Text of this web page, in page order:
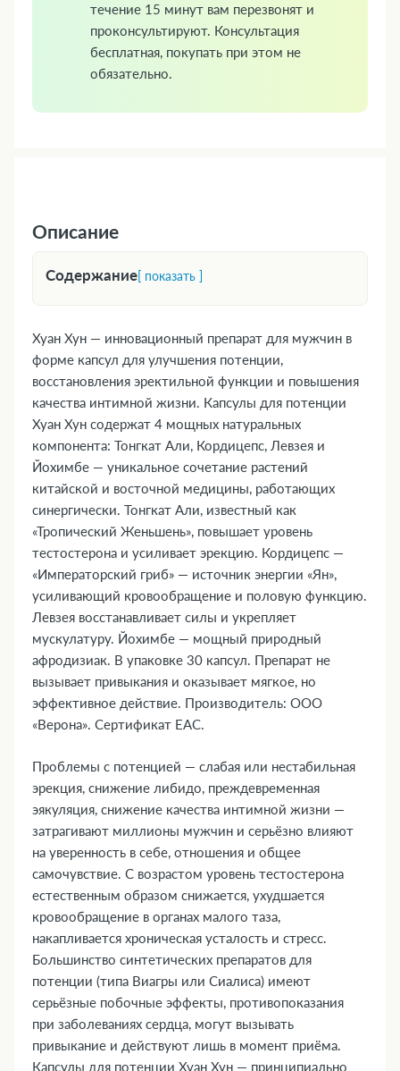
течение 15 минут вам перезвонят и
проконсультируют. Консультация
бесплатная, покупать при этом не
обязательно.
Описание
Содержание[ показать ]
1. Форма выпуска
2. Фармакологическая группа
3. Фармакодинамика и фармакокинетика
4. Где купить Хуан Хун, наличие и цены в
аптеках в Арысе
5. Показания к применению
6. Противопоказания
7. Состав
8. Инструкция по применению и дозы
9. Возможные побочные эффекты
10. Преимущества
11. Передозировка
12. Особые указания
13. Применение при беременности и
кормлении грудью
14. Влияние на способность управлять
транспортными средствами и механизмами
15. Совместимость с алкоголем
17. ТОП-5 вопросов эксперту
Хуан Хун — инновационный препарат для мужчин в
форме капсул для улучшения потенции,
восстановления эректильной функции и повышения
качества интимной жизни. Капсулы для потенции
Хуан Хун содержат 4 мощных натуральных
компонента: Тонгкат Али, Кордицепс, Левзея и
Йохимбе — уникальное сочетание растений
китайской и восточной медицины, работающих
синергически. Тонгкат Али, известный как
«Тропический Женьшень», повышает уровень
тестостерона и усиливает эрекцию. Кордицепс —
«Императорский гриб» — источник энергии «Ян»,
усиливающий кровообращение и половую функцию.
Левзея восстанавливает силы и укрепляет
мускулатуру. Йохимбе — мощный природный
афродизиак. В упаковке 30 капсул. Препарат не
вызывает привыкания и оказывает мягкое, но
эффективное действие. Производитель: ООО
«Верона». Сертификат ЕАС.
Проблемы с потенцией — слабая или нестабильная
эрекция, снижение либидо, преждевременная
эякуляция, снижение качества интимной жизни —
затрагивают миллионы мужчин и серьёзно влияют
на уверенность в себе, отношения и общее
самочувствие. С возрастом уровень тестостерона
естественным образом снижается, ухудшается
кровообращение в органах малого таза,
накапливается хроническая усталость и стресс.
Большинство синтетических препаратов для
потенции (типа Виагры или Сиалиса) имеют
серьёзные побочные эффекты, противопоказания
при заболеваниях сердца, могут вызывать
привыкание и действуют лишь в момент приёма.
Капсулы для потенции Хуан Хун — принципиально